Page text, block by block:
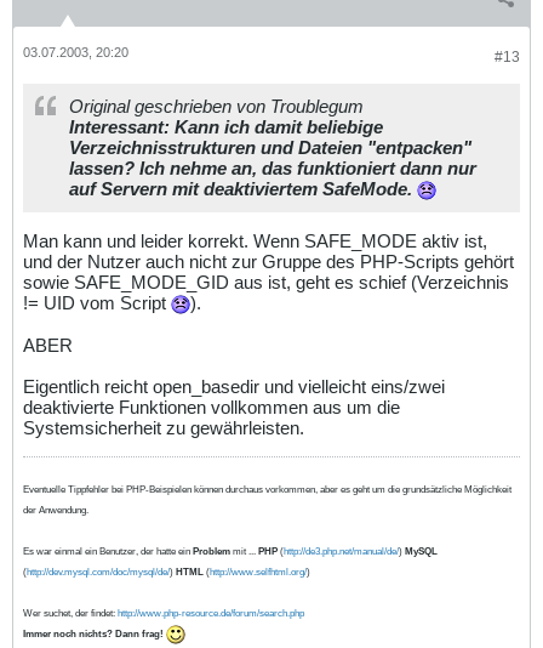
#13
03.07.2003, 20:20
Original geschrieben von Troublegum
Interessant: Kann ich damit beliebige
Verzeichnisstrukturen und Dateien "entpacken"
lassen? Ich nehme an, das funktioniert dann nur
auf Servern mit deaktiviertem SafeMode.
Man kann und leider korrekt. Wenn SAFE_MODE aktiv ist,
und der Nutzer auch nicht zur Gruppe des PHP-Scripts gehört
sowie SAFE_MODE_GID aus ist, geht es schief (Verzeichnis
!= UID vom Script
).
ABER
Eigentlich reicht open_basedir und vielleicht eins/zwei
deaktivierte Funktionen vollkommen aus um die
Systemsicherheit zu gewährleisten.
Eventuelle Tippfehler bei PHP-Beispielen können durchaus vorkommen, aber es geht um die grundsätzliche Möglichkeit
der Anwendung.
Es war einmal ein Benutzer, der hatte ein Problem mit ... PHP (http://de3.php.net/manual/de/) MySQL
(http://dev.mysql.com/doc/mysql/de/) HTML (http://www.selfhtml.org/)
Wer suchet, der findet: http://www.php-resource.de/forum/search.php
Immer noch nichts? Dann frag!